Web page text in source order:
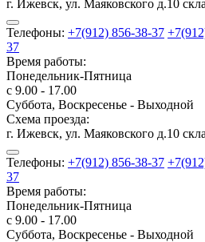
г. Ижевск, ул. Маяковского д.10
Телефоны: +7(912) 856-38-37
37
Время работы:
Понедельник-Пятница
с 9.00 - 17.00
Суббота, Воскресенье - Выходной
Схема проезда:
г. Ижевск, ул. Маяковского д.10
Телефоны: +7(912) 856-38-37
37
Время работы:
Понедельник-Пятница
с 9.00 - 17.00
Суббота, Воскресенье - Выходной